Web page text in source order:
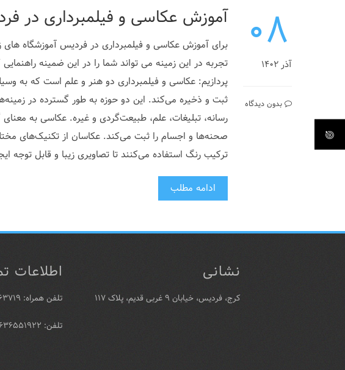
۰۸
آذر ۱۴۰۲
بدون دیدگاه
آموزش عکاسی و فیلمبرداری در
برای آموزش عکاسی و فیلمبرداری در فردیس آموزشگاه
تجربه در این زمینه می تواند شما را در این ضمینه
پردازیم: عکاسی و فیلمبرداری دو هنر و علم است که به
ثبت و ذخیره می‌کند. این دو حوزه به طور گسترده در
رسانه، تبلیغات، علم، طبیعت‌گردی و غیره. عکاسی به
صحنه‌ها و اجسام را ثبت می‌کند. عکاسان از تکنیک‌های
ترکیب رنگ استفاده می‌کنند تا تصاویری زیبا و قابل توجه
ادامه مطلب
نشانی
کرج، فردیس، خیابان ۹ غربی قدیم، پلاک ۱۱۷
اطلاعات
تلفن همراه: ۰۹۱۲۰۵۶۳۷۱۹
تلفن: ۰۲۶۳۶۵۵۱۹۲۲